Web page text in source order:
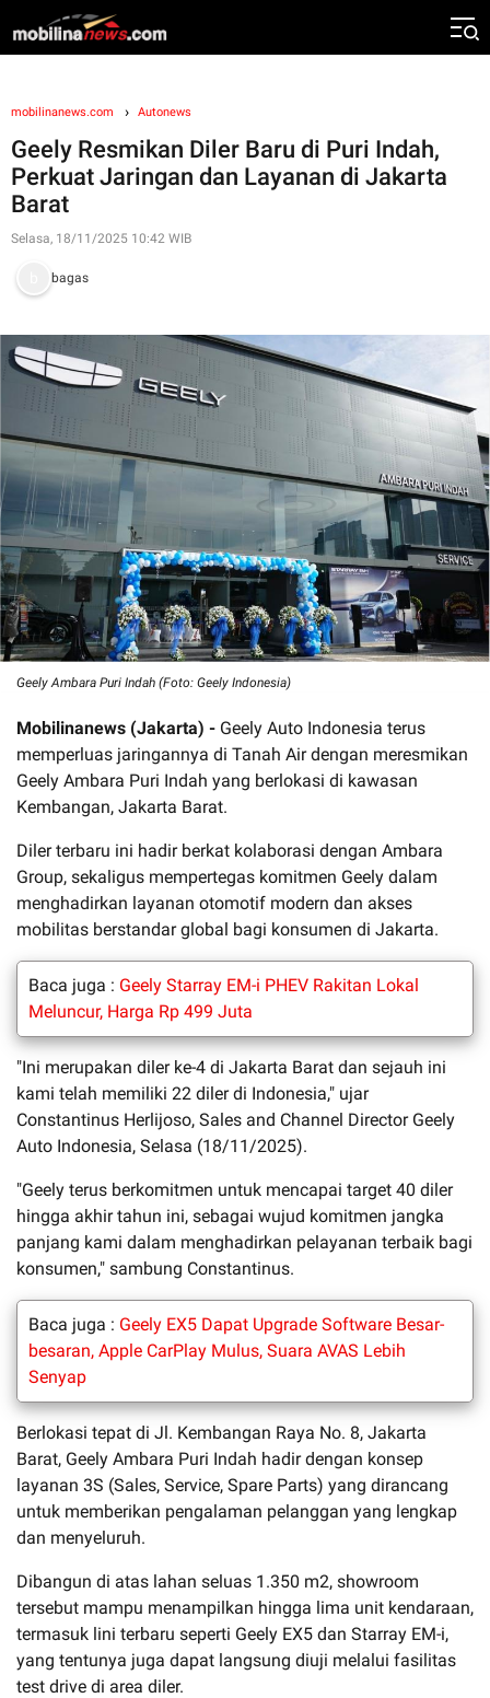
mobilinanews.com Autonews
Geely Resmikan Diler Baru di Puri Indah,
Perkuat Jaringan dan Layanan di Jakarta
Barat
Selasa, 18/11/2025 10:42 WIB
bagas
Geely Ambara Puri Indah (Foto: Geely Indonesia)
Mobilinanews (Jakarta) - Geely Auto Indonesia terus
memperluas jaringannya di Tanah Air dengan meresmikan
Geely Ambara Puri Indah yang berlokasi di kawasan
Kembangan, Jakarta Barat.
Diler terbaru ini hadir berkat kolaborasi dengan Ambara
Group, sekaligus mempertegas komitmen Geely dalam
menghadirkan layanan otomotif modern dan akses
mobilitas berstandar global bagi konsumen di Jakarta.
Baca juga : Geely Starray EM-i PHEV Rakitan Lokal
Meluncur, Harga Rp 499 Juta
"Ini merupakan diler ke-4 di Jakarta Barat dan sejauh ini
kami telah memiliki 22 diler di Indonesia," ujar
Constantinus Herlijoso, Sales and Channel Director Geely
Auto Indonesia, Selasa (18/11/2025).
"Geely terus berkomitmen untuk mencapai target 40 diler
hingga akhir tahun ini, sebagai wujud komitmen jangka
panjang kami dalam menghadirkan pelayanan terbaik bagi
konsumen," sambung Constantinus.
Baca juga : Geely EX5 Dapat Upgrade Software Besar-
besaran, Apple CarPlay Mulus, Suara AVAS Lebih
Senyap
Berlokasi tepat di Jl. Kembangan Raya No. 8, Jakarta
Barat, Geely Ambara Puri Indah hadir dengan konsep
layanan 3S (Sales, Service, Spare Parts) yang dirancang
untuk memberikan pengalaman pelanggan yang lengkap
dan menyeluruh.
Dibangun di atas lahan seluas 1.350 m2, showroom
tersebut mampu menampilkan hingga lima unit kendaraan,
termasuk lini terbaru seperti Geely EX5 dan Starray EM-i,
yang tentunya juga dapat langsung diuji melalui fasilitas
test drive di area diler.